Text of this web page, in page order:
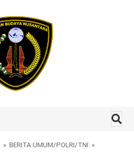
» BERITA UMUM/POLRI/TNI »